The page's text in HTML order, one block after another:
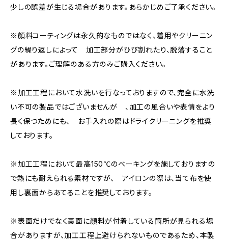
少しの誤差が生じる場合があります。あらかじめご了承ください。
※顔料コーティングは永久的なものではなく、着用やクリーニン
グの繰り返しによって 加工部分がひび割れたり、脱落すること
があります。ご理解のある方のみご購入ください。
※加工工程において水洗いを行なっておりますので、完全に水洗
い不可の製品ではございませんが 、加工の風合いや表情をより
長く保つためにも、 お手入れの際はドライクリーニングを推奨
しております。
※加工工程において最高150℃のベーキングを施しておりますの
で熱にも耐えられる素材ですが、 アイロンの際は、当て布を使
用し裏面からあてることを推奨しております。
※表面だけでなく裏面に顔料が付着している箇所が見られる場
合がありますが、加工工程上避けられないものであるため、本製